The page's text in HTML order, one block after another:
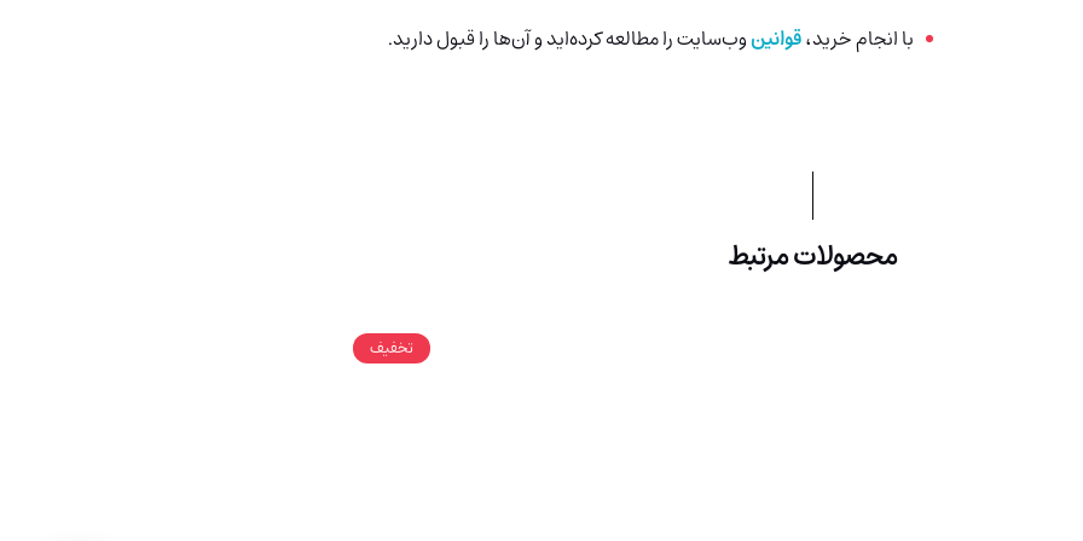
با انجام خرید،قوانینوب‌سایت را مطالعه کرده‌اید و آن‌ها را قبول دارید.
محصولات مرتبط
تخفیف